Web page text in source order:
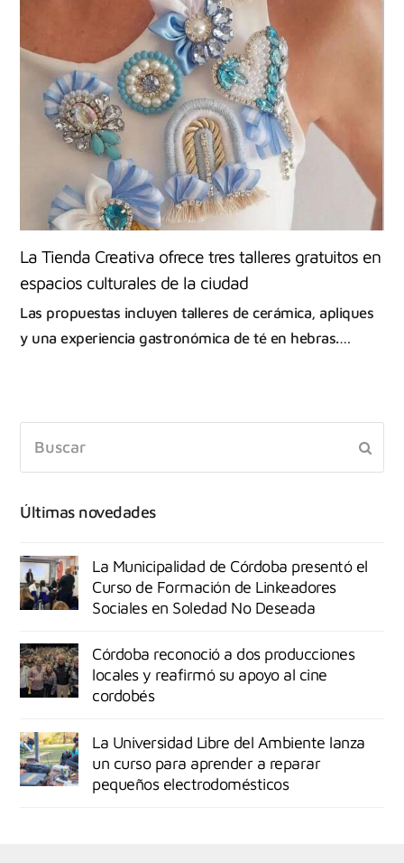
La Tienda Creativa ofrece tres talleres gratuitos en
espacios culturales de la ciudad
Las propuestas incluyen talleres de cerámica, apliques
y una experiencia gastronómica de té en hebras.…
Últimas novedades
La Municipalidad de Córdoba presentó el
Curso de Formación de Linkeadores
Sociales en Soledad No Deseada
Córdoba reconoció a dos producciones
locales y reafirmó su apoyo al cine
cordobés
La Universidad Libre del Ambiente lanza
un curso para aprender a reparar
pequeños electrodomésticos